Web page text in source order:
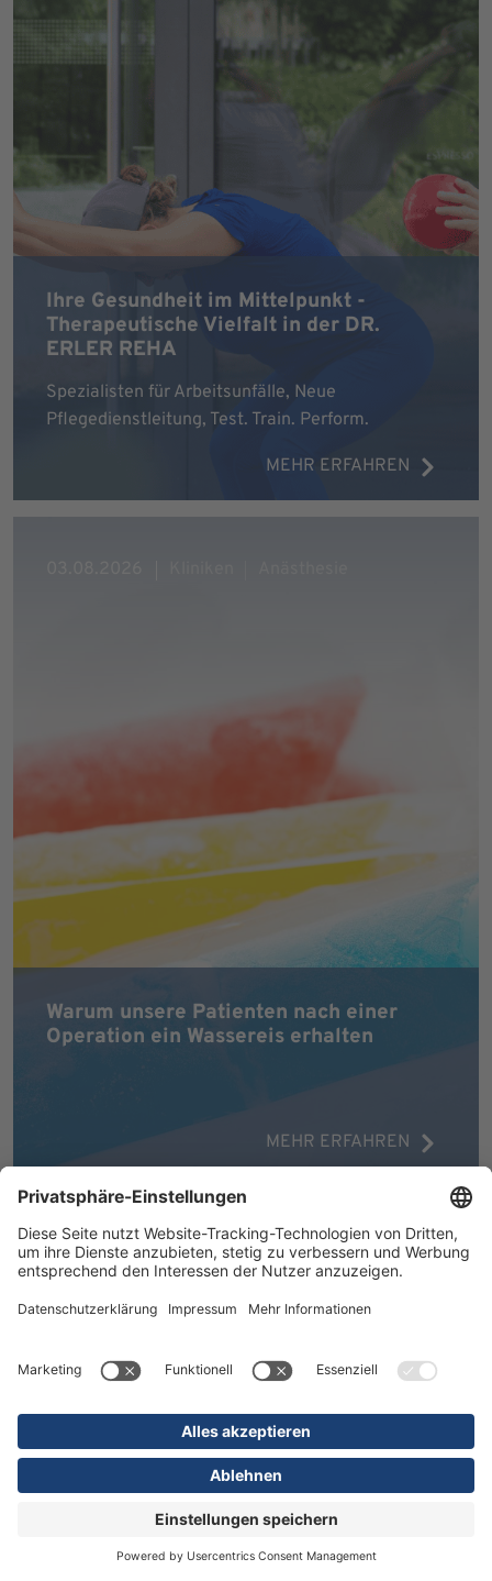
Ihre Gesundheit im Mittelpunkt -
Therapeutische Vielfalt in der DR.
ERLER REHA
Spezialisten für Arbeitsunfälle, Neue
Pflegedienstleitung, Test. Train. Perform.
MEHR ERFAHREN
Warum unsere Patienten nach einer
Operation ein Wassereis erhalten
MEHR ERFAHREN
16.07.2026 Kliniken Orthopädie